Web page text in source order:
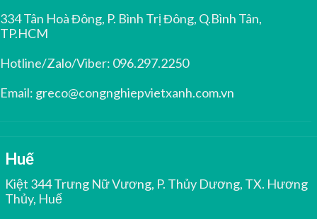
334 Tân Hoà Đông, P. Bình Trị Đông, Q.Bình Tân,
TP.HCM
Hotline/Zalo/Viber: 096.297.2250
Email: greco@congnghiepvietxanh.com.vn
Huế
Kiệt 344 Trưng Nữ Vương, P. Thủy Dương, TX. Hương
Thủy, Huế